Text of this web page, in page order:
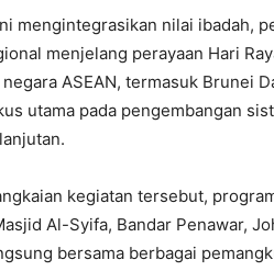
mengintegrasikan nilai ibadah,
menjelang perayaan Hari
ASEAN, termasuk Brunei
utama pada pengembangan
kegiatan tersebut,
Al-Syifa, Bandar Penawar,
bersama berbagai